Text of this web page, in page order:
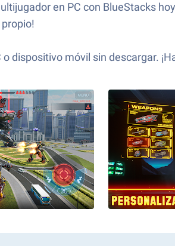
en PC con BlueStacks
o dispositivo móvil sin descargar.